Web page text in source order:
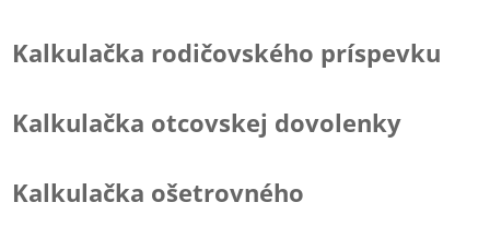
Kalkulačka rodičovského príspevku
Kalkulačka otcovskej dovolenky
Kalkulačka ošetrovného